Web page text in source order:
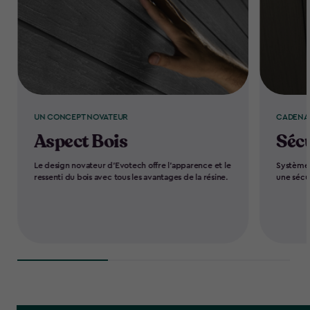
UN CONCEPT NOVATEUR
Aspect Bois
Le design novateur d'Evotech offre l'apparence et le
ressenti du bois avec tous les avantages de la résine.
une